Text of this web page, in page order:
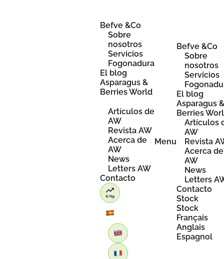
Befve &Co
Sobre
nosotros
Servicios
Fogonadura
El blog
Asparagus &
Berries World
Artículos de
AW
Revista AW
Acerca de
AW
News
Letters AW
Contacto
Menu
Befve &Co
Sobre
nosotros
Servicios
El blog
Asparagus
Berries
Artículos
AW
Revista
Acerca de
AW
News
Letters
Contacto
Stock
Stock
Français
Anglais
Espagnol